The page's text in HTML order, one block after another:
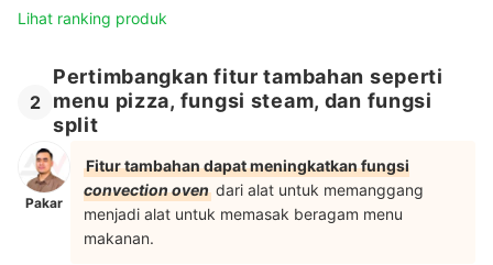
Lihat ranking produk
2
Pertimbangkan fitur tambahan seperti
menu pizza, fungsi steam, dan fungsi
split
Pakar
Fitur tambahan dapat meningkatkan fungsi
convection oven dari alat untuk memanggang
menjadi alat untuk memasak beragam menu
makanan.